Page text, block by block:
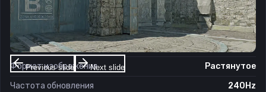
Previous slide Next slide
Настройки экрана
Разрешение
1280×960
Соотношение сторон
4:3
Формат изображения
Растянутое
Частота обновления
240Hz